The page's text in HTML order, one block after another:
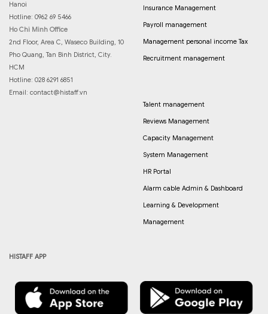
Hanoi
Hotline: 0962 69 5466
Ho Chi Minh Office
2nd Floor, Area C, Waseco Building, 10
Pho Quang, Tan Binh District, City.
HCM
Hotline: 028 6291 6851
Email: contact@histaff.vn
Insurance Management
Payroll management
Management personal income Tax
Recruitment management
Talent management
Reviews Management
Capacity Management
System Management
HR Portal
Alarm cable Admin & Dashboard
Learning & Development
Management
HISTAFF APP